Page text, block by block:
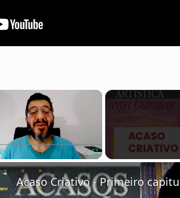
×
Unmute Fullscreen
Acaso Criativo - Primeiro